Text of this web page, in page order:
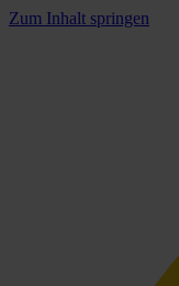
Zum Inhalt springen